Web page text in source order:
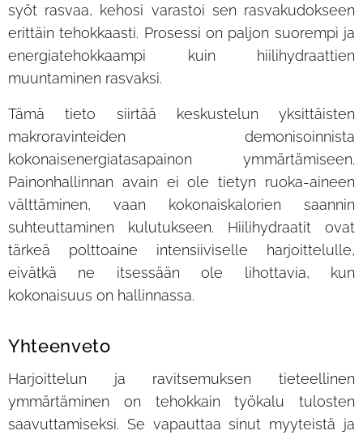
syöt rasvaa, kehosi varastoi sen rasvakudokseen
erittäin tehokkaasti. Prosessi on paljon suorempi ja
energiatehokkaampi kuin hiilihydraattien
muuntaminen rasvaksi.
Tämä tieto siirtää keskustelun yksittäisten
makroravinteiden demonisoinnista
kokonaisenergiatasapainon ymmärtämiseen.
Painonhallinnan avain ei ole tietyn ruoka-aineen
välttäminen, vaan kokonaiskalorien saannin
suhteuttaminen kulutukseen. Hiilihydraatit ovat
tärkeä polttoaine intensiiviselle harjoittelulle,
eivätkä ne itsessään ole lihottavia, kun
kokonaisuus on hallinnassa.
Yhteenveto
Harjoittelun ja ravitsemuksen tieteellinen
ymmärtäminen on tehokkain työkalu tulosten
saavuttamiseksi. Se vapauttaa sinut myyteistä ja